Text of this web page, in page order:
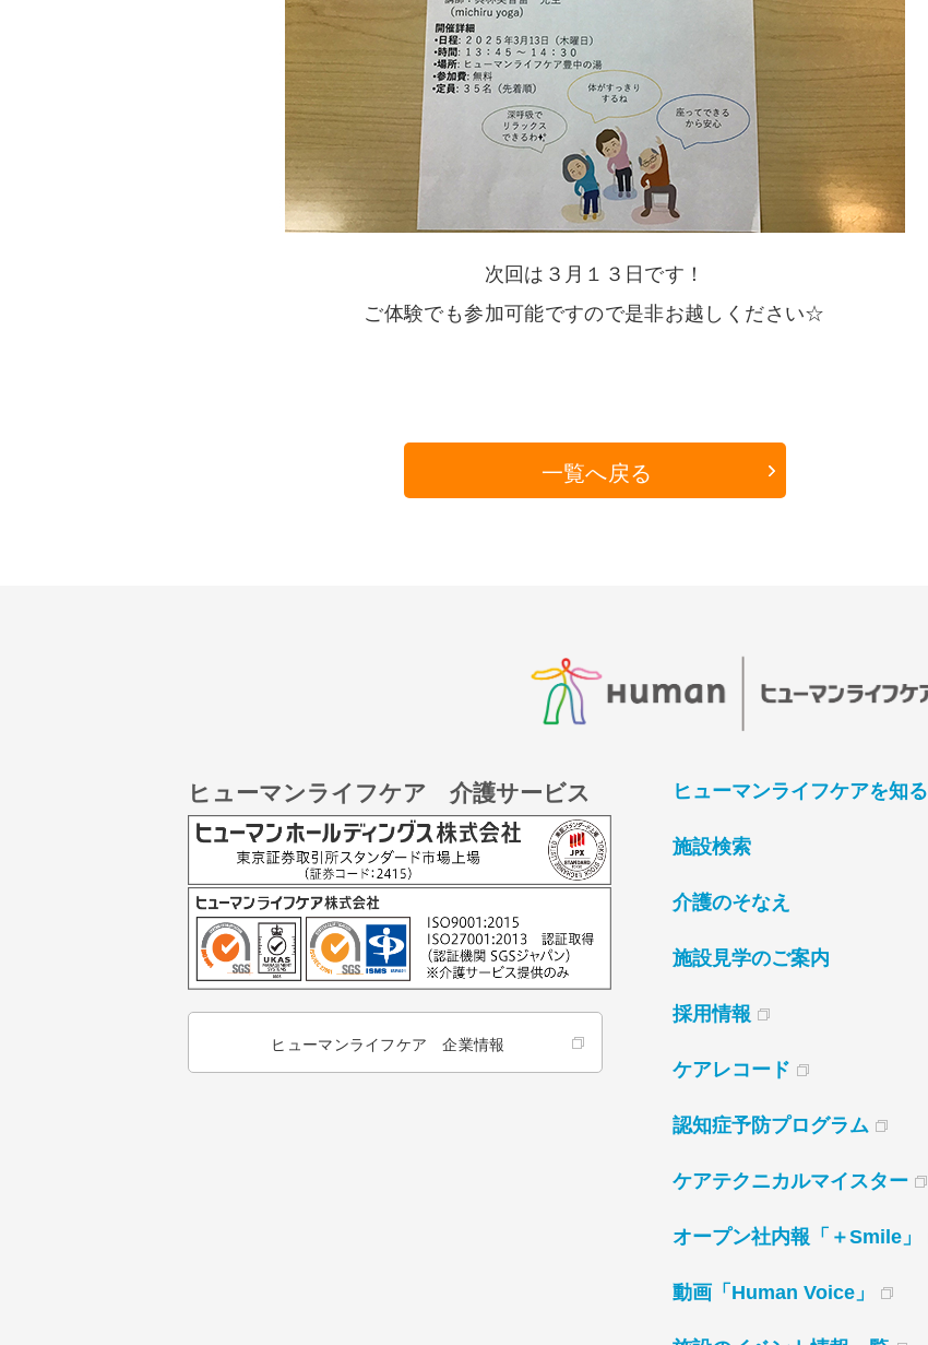
次回は３月１３日です！
ご体験でも参加可能ですので是非お越しください☆
一覧へ戻る
ヒューマンライフケア 介護サービス
ヒューマンライフケア 企業情報
ヒューマンライフケアを知る
施設検索
介護のそなえ
施設見学のご案内
採用情報
ケアレコード
認知症予防プログラム
ケアテクニカルマイスター
オープン社内報「＋Smile」
動画「Human Voice」